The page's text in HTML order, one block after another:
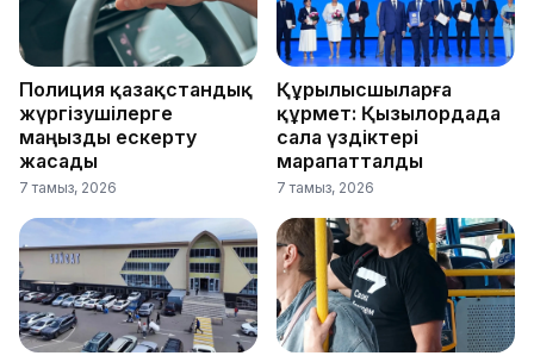
Полиция қазақстандық
жүргізушілерге
маңызды ескерту
жасады
7 тамыз, 2026
Құрылысшыларға
құрмет: Қызылордада
сала үздіктері
марапатталды
7 тамыз, 2026